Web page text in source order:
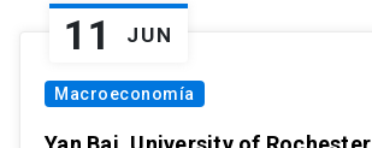
11 JUN
Macroeconomía